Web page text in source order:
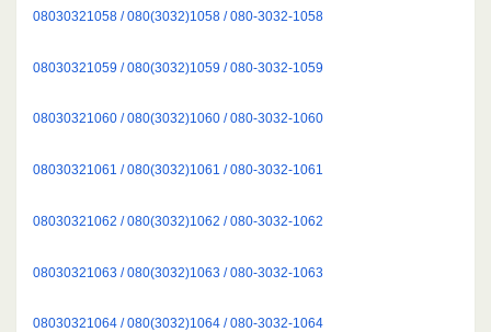
08030321058 / 080(3032)1058 / 080-3032-1058
08030321059 / 080(3032)1059 / 080-3032-1059
08030321060 / 080(3032)1060 / 080-3032-1060
08030321061 / 080(3032)1061 / 080-3032-1061
08030321062 / 080(3032)1062 / 080-3032-1062
08030321063 / 080(3032)1063 / 080-3032-1063
08030321064 / 080(3032)1064 / 080-3032-1064